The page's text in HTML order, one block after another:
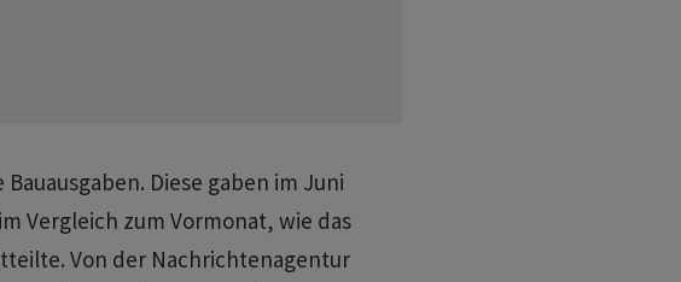
Diese gaben im Juni
Vergleich zum Vormonat, wie das
Von der Nachrichtenagentur